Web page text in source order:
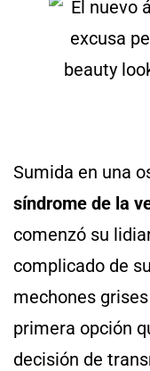
Sumida en una
síndrome de la
comenzó su
complicado de
mechones
primera opción
decisión de